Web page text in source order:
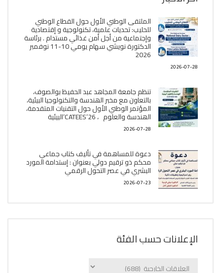
الملتقى الوطني الأول حول القطاع الوطني
للحليب: تحديات علمية، تكنولوجية و إقتصادية
وإجتماعية من أجل أمن غذائي مستدام . برئاسة
الدكتورة نويشي سهام يومي 10-11 نوفمبر
2026
2026-07-28
تنظم جامعة المجاهد عبد الحفيظ بوالصوف،
بالتعاون مع مخبر الھندسة والتكنولوجيا البیئیة،
المؤتمر الوطني الأول حول التقنيات المتقدمة،
الھندسة والعلوم ، CATEES’26’البیئية
2026-07-28
دعوة للمساهمة في تأليف كتاب جماعي
محكم ذو ترقيم دولي بعنوان : إستدامة المورد
البشري في عصر التحول الرقمي
2026-07-23
الإعلانات حسب الفئة
الإعلانات